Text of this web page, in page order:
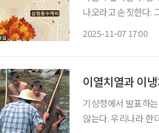
나오라고 손짓한다.
2025-11-07 17:00
이열치열과 이
기상청에서 발표하
않는다. 우리나라 한